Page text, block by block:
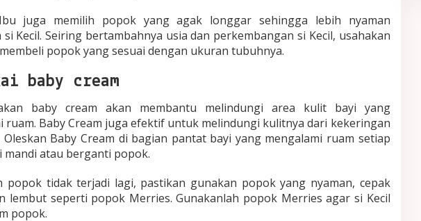
juga memilih popok yang agak longgar sehingga lebih nyaman
Kecil. Seiring bertambahnya usia dan perkembangan si Kecil, usahakan
popok yang sesuai dengan ukuran tubuhnya.
baby cream
baby cream akan membantu melindungi area kulit bayi yang
ruam. Baby Cream juga efektif untuk melindungi kulitnya dari kekeringan
Oleskan Baby Cream di bagian pantat bayi yang mengalami ruam setiap
mandi atau berganti popok.
popok tidak terjadi lagi, pastikan gunakan popok yang nyaman, cepak
lembut seperti popok Merries. Gunakanlah popok Merries agar si Kecil
popok.